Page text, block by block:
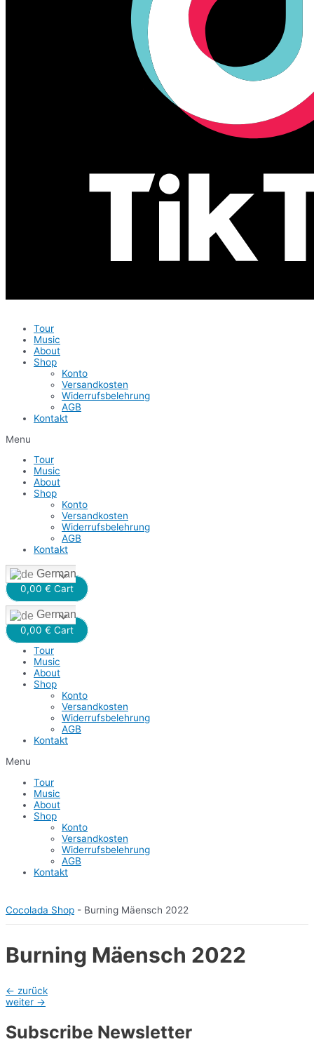
Tour
Music
About
Shop
Konto
Versandkosten
Widerrufsbelehrung
AGB
Kontakt
Menu
Tour
Music
About
Shop
Konto
Versandkosten
Widerrufsbelehrung
AGB
Kontakt
German
0,00 € Cart
German
0,00 € Cart
Tour
Music
About
Shop
Konto
Versandkosten
Widerrufsbelehrung
AGB
Kontakt
Menu
Tour
Music
About
Shop
Konto
Versandkosten
Widerrufsbelehrung
AGB
Kontakt
Cocolada Shop - Burning Mäensch 2022
Burning Mäensch 2022
Beitragsnavigation
← zurück
weiter →
Subscribe Newsletter